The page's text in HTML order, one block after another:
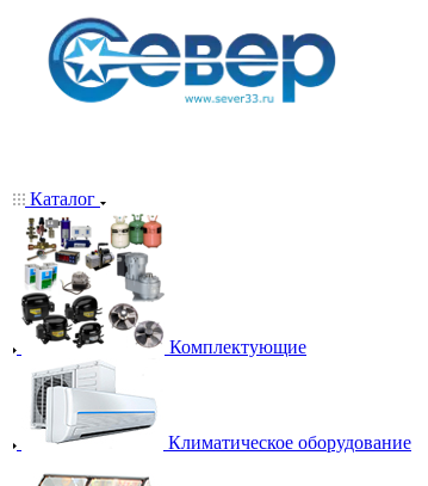
Каталог
Комплектующие
Климатическое оборудование